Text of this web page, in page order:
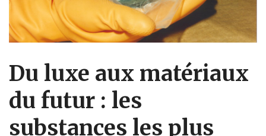
Du luxe aux matériaux
du futur : les
substances les plus